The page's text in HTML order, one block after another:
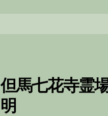
但馬七花寺霊
明